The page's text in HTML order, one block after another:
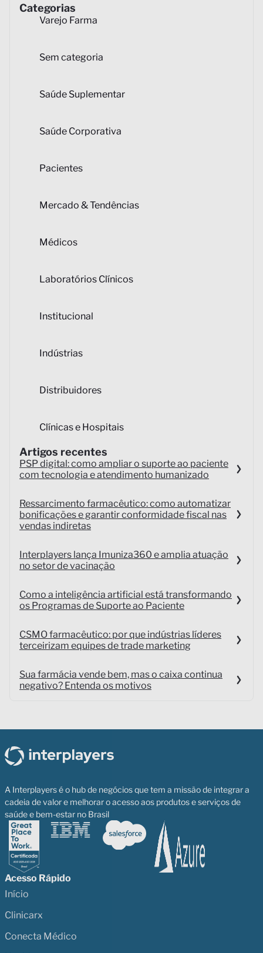
Categorias
Varejo Farma
Sem categoria
Saúde Suplementar
Saúde Corporativa
Pacientes
Mercado & Tendências
Médicos
Laboratórios Clínicos
Institucional
Indústrias
Distribuidores
Clínicas e Hospitais
Artigos recentes
PSP digital: como ampliar o suporte ao paciente
com tecnologia e atendimento humanizado
Ressarcimento farmacêutico: como automatizar
bonificações e garantir conformidade fiscal nas
vendas indiretas
Interplayers lança Imuniza360 e amplia atuação
no setor de vacinação
Como a inteligência artificial está transformando
os Programas de Suporte ao Paciente
CSMO farmacêutico: por que indústrias líderes
terceirizam equipes de trade marketing
Sua farmácia vende bem, mas o caixa continua
negativo? Entenda os motivos
A Interplayers é o hub de negócios que tem a missão de integrar a
cadeia de valor e melhorar o acesso aos produtos e serviços de
saúde e bem-estar no Brasil
Acesso Rápido
Início
Clinicarx
Conecta Médico